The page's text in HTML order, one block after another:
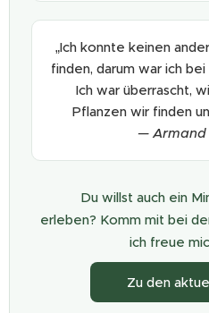
„Ich konnte keinen
finden, darum war ich
Ich war überrascht,
Pflanzen wir finden
— Armand
🌿 Du willst auch ein
erleben? Komm mit bei
ich freue
✨ Zu den